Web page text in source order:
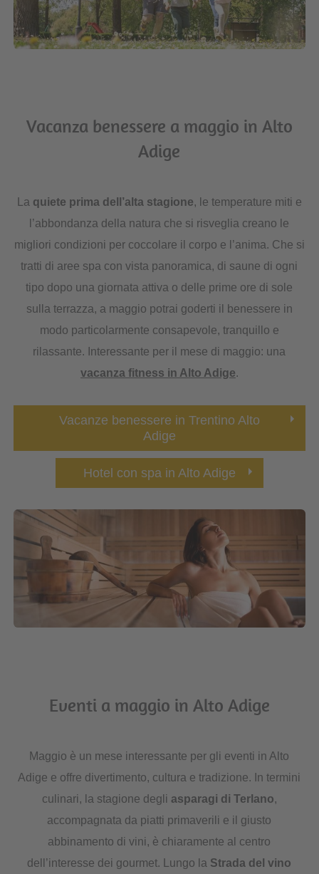
Vacanza benessere a maggio in Alto
Adige
La quiete prima dell’alta stagione, le temperature miti e
l’abbondanza della natura che si risveglia creano le
migliori condizioni per coccolare il corpo e l’anima. Che si
tratti di aree spa con vista panoramica, di saune di ogni
tipo dopo una giornata attiva o delle prime ore di sole
sulla terrazza, a maggio potrai goderti il benessere in
modo particolarmente consapevole, tranquillo e
rilassante. Interessante per il mese di maggio: una
vacanza fitness in Alto Adige.
Vacanze benessere in Trentino Alto
Adige
Hotel con spa in Alto Adige
Eventi a maggio in Alto Adige
Maggio è un mese interessante per gli eventi in Alto
Adige e offre divertimento, cultura e tradizione. In termini
culinari, la stagione degli asparagi di Terlano,
accompagnata da piatti primaverili e il giusto
abbinamento di vini, è chiaramente al centro
dell’interesse dei gourmet. Lungo la Strada del vino